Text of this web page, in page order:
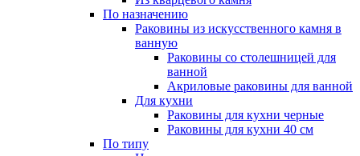
По назначению
Раковины из искусственного камня в
ванную
Раковины со столешницей для
ванной
Акриловые раковины для ванной
Для кухни
Раковины для кухни черные
Раковины для кухни 40 см
По типу